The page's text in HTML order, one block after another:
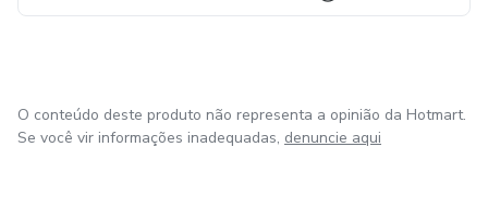
O conteúdo deste produto não representa a opinião da Hotmart.
Se você vir informações inadequadas, denuncie aqui